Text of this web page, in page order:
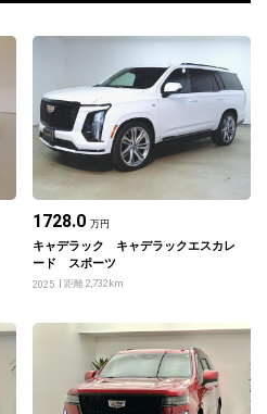
1728.0 万円
キャデラック キャデラックエスカレ
ード スポーツ
2025 距離 2,732km